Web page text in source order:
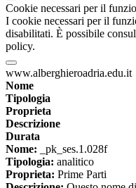
Cookie necessari per il
I cookie necessari per il
disabilitati. È possibile
policy.
www.alberghieroadria.edu.it
Nome
Tipologia
Proprieta
Descrizione
Durata
Nome: _pk_ses.1.028f
Tipologia: analitico
Proprieta: Prime Parti